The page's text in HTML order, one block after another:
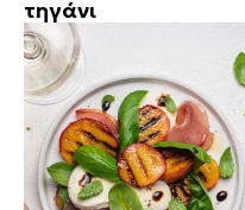
τηγάνι